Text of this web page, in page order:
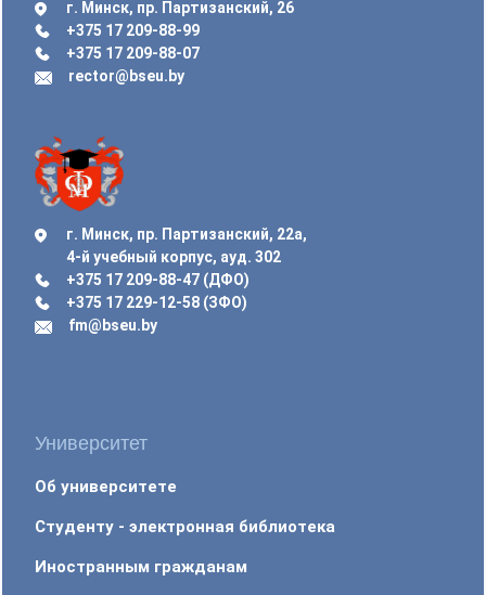
г. Минск, пр. Партизанский, 26
+375 17 209-88-99
+375 17 209-88-07
rector@bseu.by
г. Минск, пр. Партизанский, 22а,
4-й учебный корпус, ауд. 302
+375 17 209-88-47 (ДФО)
+375 17 229-12-58 (ЗФО)
fm@bseu.by
Университет
Об университете
Студенту - электронная библиотека
Иностранным гражданам